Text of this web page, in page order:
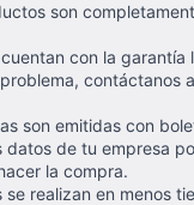
son
con la garantía
contáctanos
son emitidas con
de tu empresa
la compra.
realizan en menos